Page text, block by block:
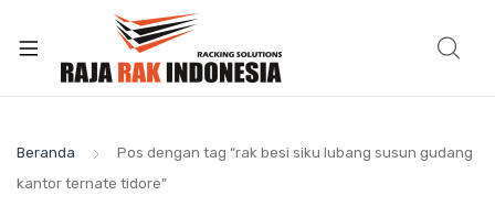
Beranda
Pos dengan tag “rak besi siku lubang susun gudang
kantor ternate tidore”